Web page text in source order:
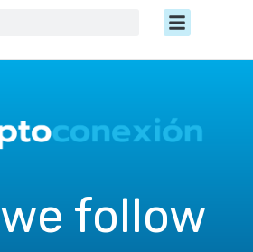
Menú
follow